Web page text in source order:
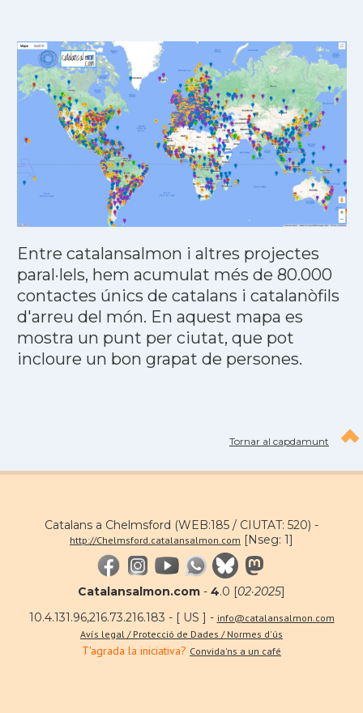
Entre catalansalmon i altres projectes
paral·lels, hem acumulat més de 80.000
contactes únics de catalans i catalanòfils
d'arreu del món. En aquest mapa es
mostra un punt per ciutat, que pot
incloure un bon grapat de persones.
Tornar al capdamunt
Catalans a Chelmsford (WEB:185 / CIUTAT: 520) -
http://Chelmsford.catalansalmon.com [Nseg: 1]
Catalansalmon.com - 4.0 [02·2025]
10.4.131.96,216.73.216.183 - [ US ] - info@catalansalmon.com
Avís legal / Protecció de Dades / Normes d'ús
T'agrada la iniciativa? Convida'ns a un café